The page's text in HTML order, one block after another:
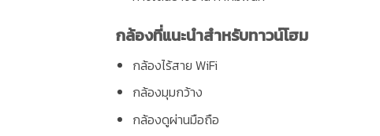
กล้องที่แนะนำสำหรับทาวน์โฮม
กล้องไร้สาย WiFi
กล้องมุมกว้าง
กล้องดูผ่านมือถือ